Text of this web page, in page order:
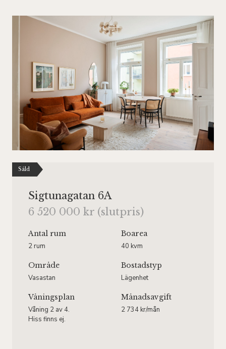
Såld
Sigtunagatan 6A
6 520 000 kr (slutpris)
Antal rum
2 rum
Boarea
40 kvm
Område
Vasastan
Bostadstyp
Lägenhet
Våningsplan
Våning 2 av 4.
Hiss finns ej.
Månadsavgift
2 734 kr/mån